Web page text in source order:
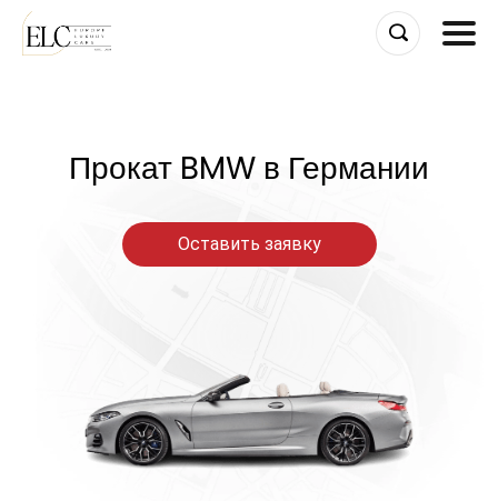
Прокат BMW в Германии
Оставить заявку